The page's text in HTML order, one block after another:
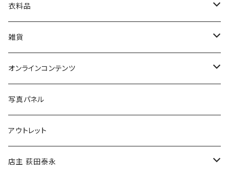
娯楽・エンターテインメント
古書セット
美術
衣料品
POLEWARDS
Tシャツ
雑貨
バッグ
ブックカバー
マグカップ
傘
オンラインコンテンツ
冒険クロストーク
写真パネル
アウトレット
店主 荻田泰永